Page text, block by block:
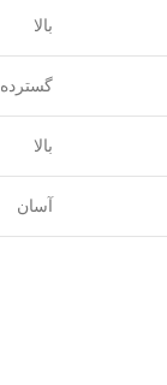
بالا
گسترده
بالا
آسان